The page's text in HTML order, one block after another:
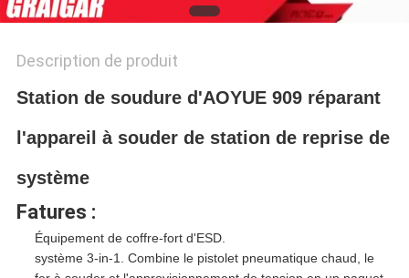
Description de produit
Station de soudure d'AOYUE 909 réparant
l'appareil à souder de station de reprise de
système
Fatures :
Équipement de coffre-fort d'ESD.
système 3-in-1. Combine le pistolet pneumatique chaud, le